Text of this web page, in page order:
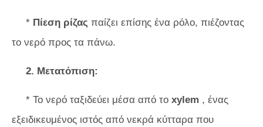
* Πίεση ρίζας παίζει επίσης ένα ρόλο, πιέζοντας
το νερό προς τα πάνω.
2. Μετατόπιση:
* Το νερό ταξιδεύει μέσα από το xylem , ένας
εξειδικευμένος ιστός από νεκρά κύτταρα που